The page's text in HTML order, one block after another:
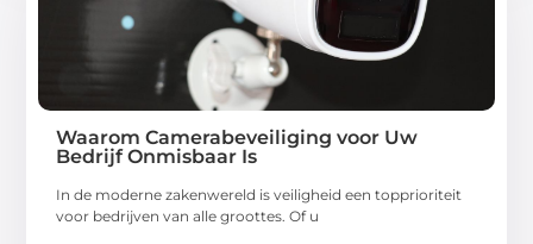
Waarom Camerabeveiliging voor Uw
Bedrijf Onmisbaar Is
In de moderne zakenwereld is veiligheid een topprioriteit
voor bedrijven van alle groottes. Of u